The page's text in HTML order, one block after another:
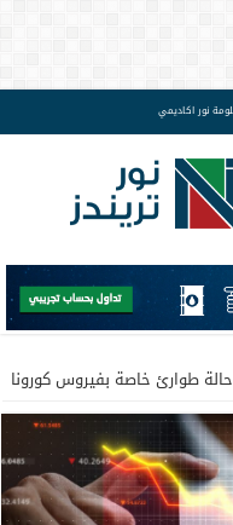
نور اكاديمي
طوارئ خاصة بفيروس كورونا